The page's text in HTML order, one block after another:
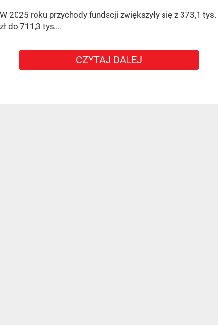
W 2025 roku przychody fundacji zwiększyły się z 373,1 tys.
zł do 711,3 tys....
CZYTAJ DALEJ